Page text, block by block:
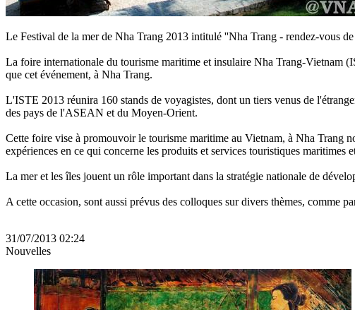
Le Festival de la mer de Nha Trang 2013 intitulé ''Nha Trang - rendez-vous
La foire internationale du tourisme maritime et insulaire Nha Trang-Vietnam
que cet événement, à Nha Trang.
L'ISTE 2013 réunira 160 stands de voyagistes, dont un tiers venus de
des pays de l'ASEAN et du Moyen-Orient.
Cette foire vise à promouvoir le tourisme maritime au Vietnam, à Nha Trang
expériences en ce qui concerne les produits et services touristiques maritimes
La mer et les îles jouent un rôle important dans la stratégie nationale de
A cette occasion, sont aussi prévus des colloques sur divers thèmes, comme
31/07/2013 02:24
Nouvelles